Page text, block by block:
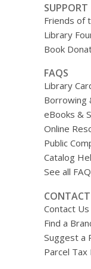
SUPPORT
Friends of
Library
Book
FAQS
Library
Borrowing
eBooks &
Online
Public
Catalog
See all
CONTACT
Contact Us
Find a
Suggest a
Parcel Tax